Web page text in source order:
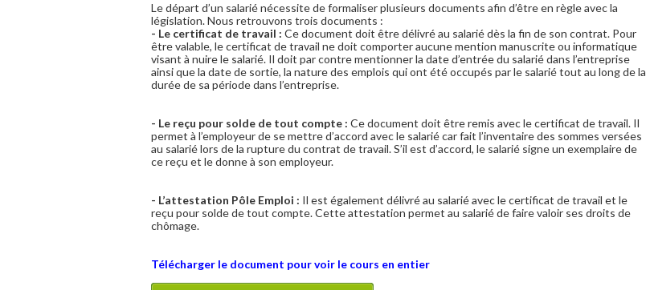
Le départ d’un salarié nécessite de formaliser plusieurs documents afin d’être en règle avec la
législation. Nous retrouvons trois documents :
- Le certificat de travail : Ce document doit être délivré au salarié dès la fin de son contrat. Pour
être valable, le certificat de travail ne doit comporter aucune mention manuscrite ou informatique
visant à nuire le salarié. Il doit par contre mentionner la date d’entrée du salarié dans l’entreprise
ainsi que la date de sortie, la nature des emplois qui ont été occupés par le salarié tout au long de la
durée de sa période dans l’entreprise.
- Le reçu pour solde de tout compte : Ce document doit être remis avec le certificat de travail. Il
permet à l’employeur de se mettre d’accord avec le salarié car fait l’inventaire des sommes versées
au salarié lors de la rupture du contrat de travail. S’il est d’accord, le salarié signe un exemplaire de
ce reçu et le donne à son employeur.
- L’attestation Pôle Emploi : Il est également délivré au salarié avec le certificat de travail et le
reçu pour solde de tout compte. Cette attestation permet au salarié de faire valoir ses droits de
chômage.
Télécharger le document pour voir le cours en entier